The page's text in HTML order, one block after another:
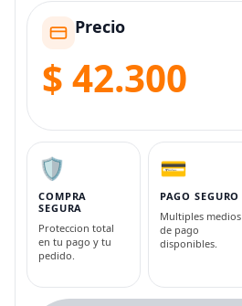
Precio
$ 42.300
🛡️
COMPRA
SEGURA
Proteccion total
en tu pago y tu
pedido.
💳
PAGO SEGURO
Multiples medios
de pago
disponibles.